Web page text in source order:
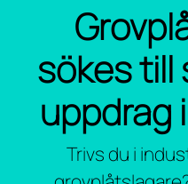
sökes till
uppdrag
Trivs du i